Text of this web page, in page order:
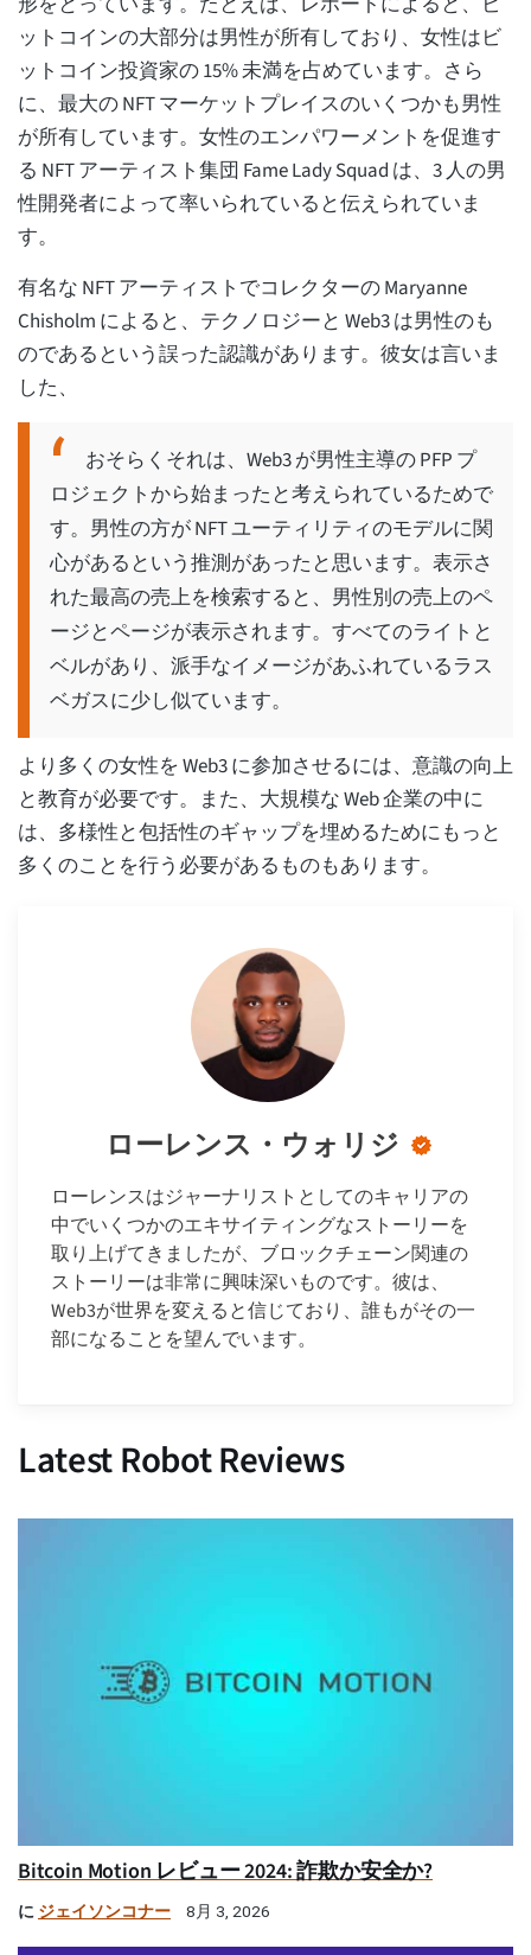
ットコインの大部分は男性が所有しており、女性はビ
ットコイン投資家の 15% 未満を占めています。さら
に、最大の NFT マーケットプレイスのいくつかも男性
が所有しています。女性のエンパワーメントを促進す
る NFT アーティスト集団 Fame Lady Squad は、3 人の男
性開発者によって率いられていると伝えられていま
す。
有名な NFT アーティストでコレクターの Maryanne
Chisholm によると、テクノロジーと Web3 は男性のも
のであるという誤った認識があります。彼女は言いま
した、
おそらくそれは、Web3 が男性主導の PFP プ
ロジェクトから始まったと考えられているためで
す。男性の方が NFT ユーティリティのモデルに関
心があるという推測があったと思います。表示さ
れた最高の売上を検索すると、男性別の売上のペ
ージとページが表示されます。すべてのライトと
ベルがあり、派手なイメージがあふれているラス
ベガスに少し似ています。
より多くの女性を Web3 に参加させるには、意識の向上
と教育が必要です。また、大規模な Web 企業の中に
は、多様性と包括性のギャップを埋めるためにもっと
多くのことを行う必要があるものもあります。
ローレンス・ウォリジ
ローレンスはジャーナリストとしてのキャリアの
中でいくつかのエキサイティングなストーリーを
取り上げてきましたが、ブロックチェーン関連の
ストーリーは非常に興味深いものです。彼は、
Web3が世界を変えると信じており、誰もがその一
部になることを望んでいます。
Latest Robot Reviews
Bitcoin Motion レビュー 2024: 詐欺か安全か?
に ジェイソンコナー 8月 3, 2026